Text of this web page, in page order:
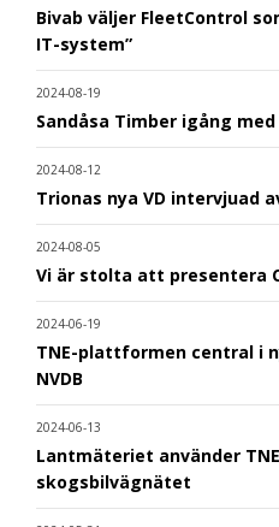
Bivab väljer FleetControl
IT-system”
2024-08-19
Sandåsa Timber igång
2024-08-12
Trionas nya VD intervjuad
2024-08-05
Vi är stolta att presentera
2024-06-19
TNE-plattformen central i
NVDB
2024-06-13
Lantmäteriet använder
skogsbilvägnätet